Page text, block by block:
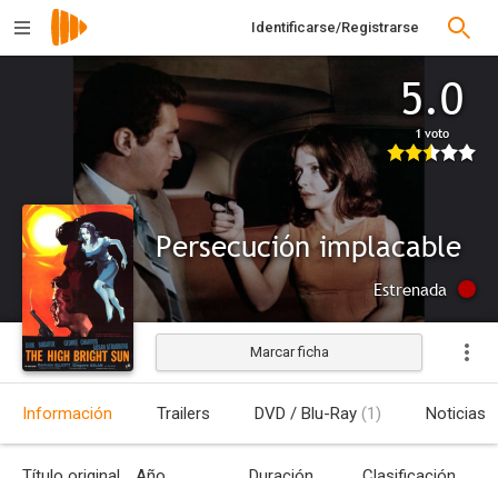
Identificarse/Registrarse
5.0
1 voto
Persecución implacable
Estrenada
Marcar ficha
Información Trailers DVD / Blu-Ray (1) Noticias